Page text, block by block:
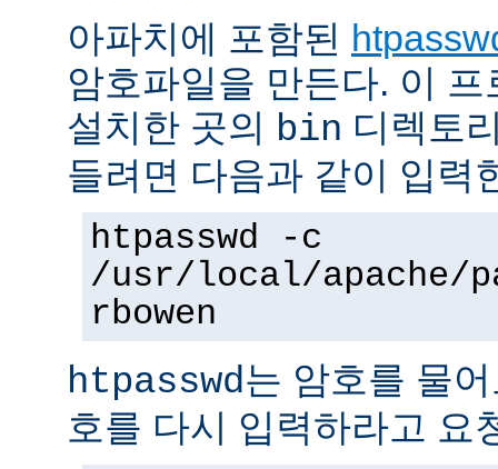
아파치에 포함된
암호파일을 만든다. 이
설치한 곳의 bin 디렉토
들려면 다음과 같이 입력
htpasswd -c
/usr/local/apache/
rbowen
htpasswd는 암호를 물
호를 다시 입력하라고 요